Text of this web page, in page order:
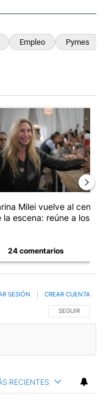
Empleo Pymes
Messi llegó a
artículo de tendencia
Milei vuelve al centro
la escena: reúne a los...
24 comentarios
SIGA ESTA
SEGUIR
SESIÓN CREAR CUENTA
RECIENTES